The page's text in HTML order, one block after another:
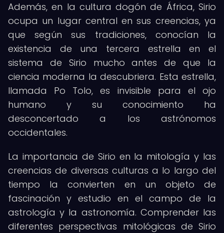
Además, en la cultura dogón de África, Sirio
ocupa un lugar central en sus creencias, ya
que según sus tradiciones, conocían la
existencia de una tercera estrella en el
sistema de Sirio mucho antes de que la
ciencia moderna la descubriera. Esta estrella,
llamada Po Tolo, es invisible para el ojo
humano y su conocimiento ha
desconcertado a los astrónomos
occidentales.
La importancia de Sirio en la mitología y las
creencias de diversas culturas a lo largo del
tiempo la convierten en un objeto de
fascinación y estudio en el campo de la
astrología y la astronomía. Comprender las
diferentes perspectivas mitológicas de Sirio